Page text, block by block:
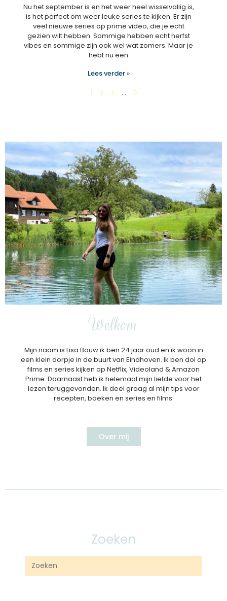
Nu het september is en het weer heel wisselvallig is,
is het perfect om weer leuke series te kijken. Er zijn
veel nieuwe series op prime video, die je echt
gezien wilt hebben. Sommige hebben echt herfst
vibes en sommige zijn ook wel wat zomers. Maar je
hebt nu een
Lees verder »
1
2 3 … 5
Welkom
Mijn naam is Lisa Bouw ik ben 24 jaar oud en ik woon in
een klein dorpje in de buurt van Eindhoven. Ik ben dol op
films en series kijken op Netflix, Videoland & Amazon
Prime. Daarnaast heb ik helemaal mijn liefde voor het
lezen teruggevonden. Ik deel graag al mijn tips voor
recepten, boeken en series en films.
Over mij
Zoeken